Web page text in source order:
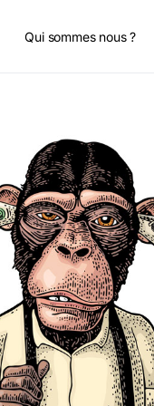
Qui sommes nous ?